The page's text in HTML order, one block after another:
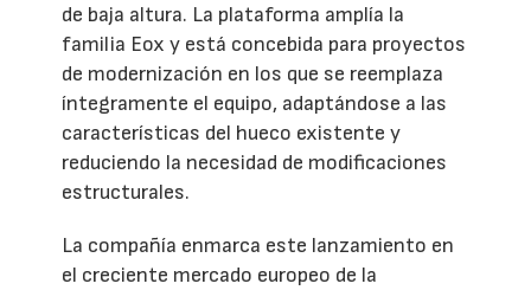
de baja altura. La plataforma amplía la
familia Eox y está concebida para proyectos
de modernización en los que se reemplaza
íntegramente el equipo, adaptándose a las
características del hueco existente y
reduciendo la necesidad de modificaciones
estructurales.
La compañía enmarca este lanzamiento en
el creciente mercado europeo de la